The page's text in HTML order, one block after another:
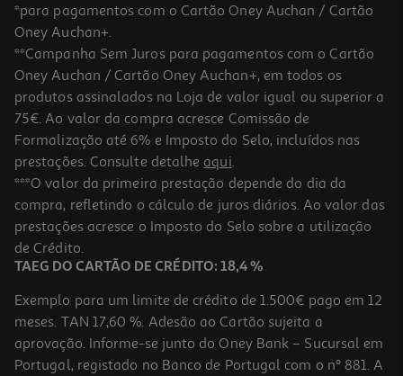
-10%
Livro Debaixo De Água De Tara Menon
16.97 €/un
18,85 € PVP de editor
16,97 €
*para pagamentos com o Cartão Oney Auchan / Cartão
Oney Auchan+.
**Campanha Sem Juros para pagamentos com o Cartão
Oney Auchan / Cartão Oney Auchan+, em todos os
produtos assinalados na Loja de valor igual ou superior a
75€. Ao valor da compra acresce Comissão de
Formalização até 6% e Imposto do Selo, incluídos nas
prestações. Consulte detalhe aqui.
***O valor da primeira prestação depende do dia da
compra, refletindo o cálculo de juros diários. Ao valor das
prestações acresce o Imposto do Selo sobre a utilização
de Crédito.
TAEG DO CARTÃO DE CRÉDITO: 18,4 %
Exemplo para um limite de crédito de 1.500€ pago em 12
meses. TAN 17,60 %. Adesão ao Cartão sujeita a
aprovação. Informe-se junto do Oney Bank – Sucursal em
Portugal, registado no Banco de Portugal com o nº 881. A